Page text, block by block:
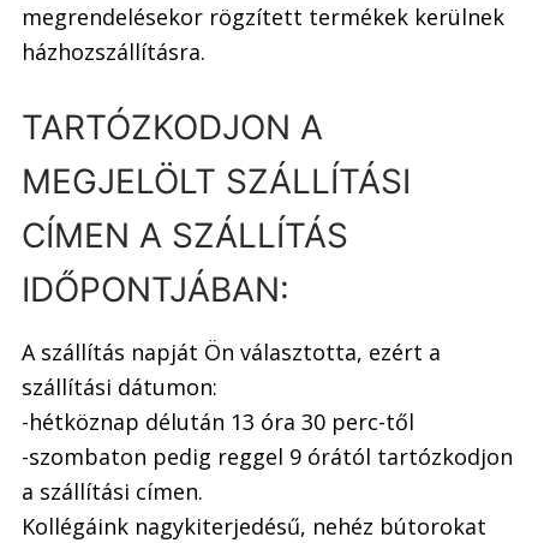
megrendelésekor rögzített termékek kerülnek
házhozszállításra.
TARTÓZKODJON A
MEGJELÖLT SZÁLLÍTÁSI
CÍMEN A SZÁLLÍTÁS
IDŐPONTJÁBAN:
A szállítás napját Ön választotta, ezért a
szállítási dátumon:
-hétköznap délután 13 óra 30 perc-től
-szombaton pedig reggel 9 órától tartózkodjon
a szállítási címen.
Kollégáink nagykiterjedésű, nehéz bútorokat